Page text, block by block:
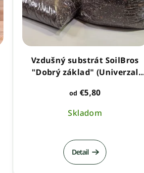
Vzdušný substrát SoilBros
"Dobrý základ" (Univerzal
od €5,80
Skladom
hodnotenie
produktu
je
Detail